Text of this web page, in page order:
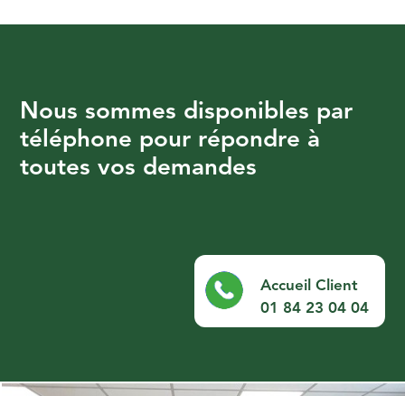
Nous sommes disponibles par
téléphone pour répondre à
toutes vos demandes
Accueil Client
01 84 23 04 04